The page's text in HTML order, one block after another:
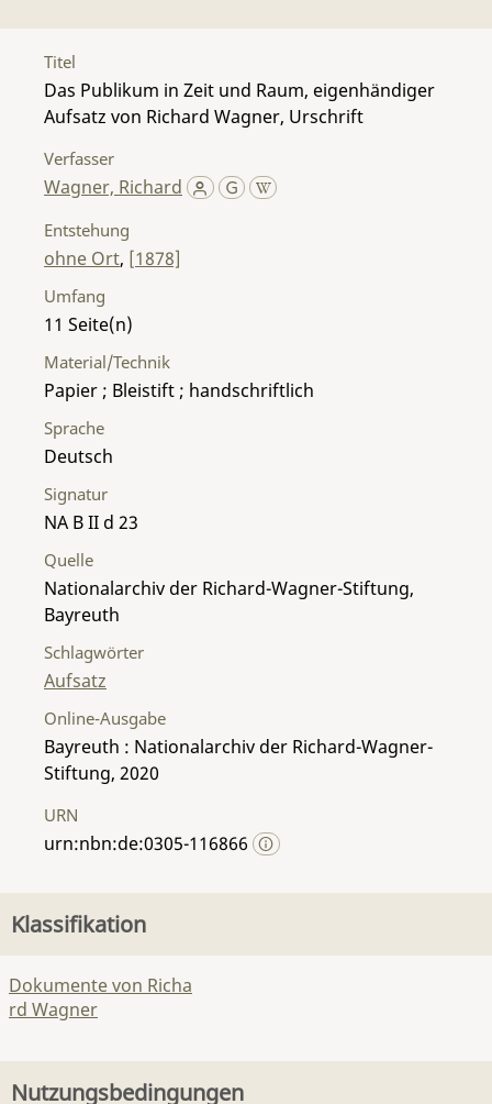
Titel
Das Publikum in Zeit und Raum, eigenhändiger
Aufsatz von Richard Wagner, Urschrift
Verfasser
Wagner, Richard
Entstehung
ohne Ort, [1878]
Umfang
11
Material/Technik
Papier ; Bleistift ; handschriftlich
Sprache
Deutsch
Signatur
NA B II d 23
Quelle
Nationalarchiv der Richard-Wagner-Stiftung,
Bayreuth
Schlagwörter
Aufsatz
Online-Ausgabe
Bayreuth : Nationalarchiv der Richard-Wagner-
Stiftung, 2020
URN
urn:nbn:de:0305-116866
Klassifikation
Dokumente von Richa
rd Wagner
Nutzungsbedingungen